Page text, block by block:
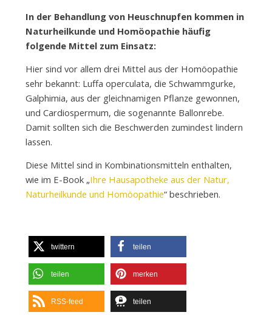
In der Behandlung von Heuschnupfen kommen in
Naturheilkunde und Homöopathie häufig
folgende Mittel zum Einsatz:
Hier sind vor allem drei Mittel aus der Homöopathie
sehr bekannt: Luffa operculata, die Schwammgurke,
Galphimia, aus der gleichnamigen Pflanze gewonnen,
und Cardiospermum, die sogenannte Ballonrebe.
Damit sollten sich die Beschwerden zumindest lindern
lassen.
Diese Mittel sind in Kombinationsmitteln enthalten,
wie im E-Book „Ihre Hausapotheke aus der Natur,
Naturheilkunde und Homöopathie“ beschrieben.
twittern teilen
teilen merken
RSS-feed teilen